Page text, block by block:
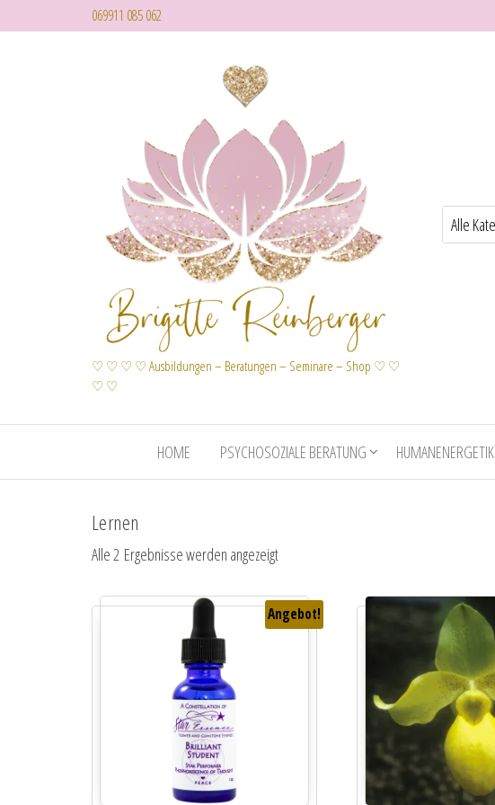
069911 085 062
♡ ♡ ♡ ♡ Ausbildungen – Beratungen – Seminare – Shop ♡ ♡
♡ ♡
HOME PSYCHOSOZIALE BERATUNG HUMANENERGETIK
Lernen
Alle 2 Ergebnisse werden angezeigt
Angebot!